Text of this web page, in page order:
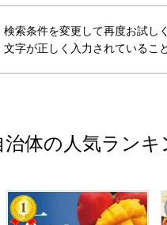
検索条件を変更して再度お試し
文字が正しく入力されているこ
治体の人気ランキ